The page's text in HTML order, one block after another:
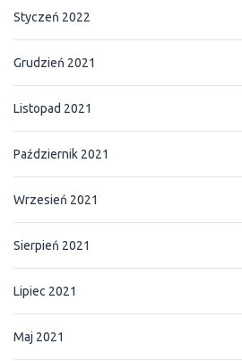
Styczeń 2022
Grudzień 2021
Listopad 2021
Październik 2021
Wrzesień 2021
Sierpień 2021
Lipiec 2021
Maj 2021